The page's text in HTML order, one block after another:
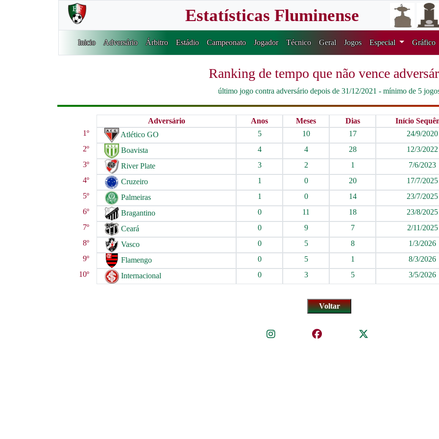
Estatísticas Fluminense
Inicio Adversário Árbitro Estádio Campeonato Jogador Técnico Geral Jogos Especial Gráfico
Ranking de tempo que não vence
último jogo contra adversário depois de 31/12/2021 - mínimo de 5
Adversário Anos Meses Dias Início
1º
Atlético GO 5 10 17 24/9/2020
2º
Boavista 4 4 28 12/3/2022
3º
River Plate 3 2 1 7/6/2023
4º
Cruzeiro 1 0 20 17/7/2025
5º
Palmeiras 1 0 14 23/7/2025
6º
Bragantino 0 11 18 23/8/2025
7º
Ceará 0 9 7 2/11/2025
8º
Vasco 0 5 8 1/3/2026
9º
Flamengo 0 5 1 8/3/2026
10º
Internacional 0 3 5 3/5/2026